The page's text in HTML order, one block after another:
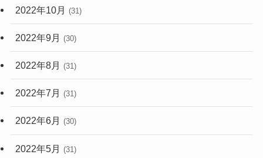
2022年10月 (31)
2022年9月 (30)
2022年8月 (31)
2022年7月 (31)
2022年6月 (30)
2022年5月 (31)